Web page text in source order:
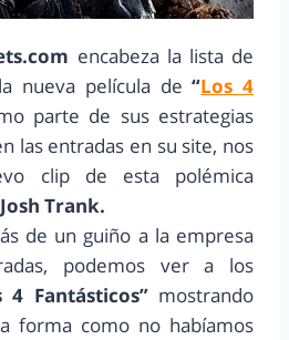
encabeza la lista de
nueva película de“Los 4
parte de sus estrategias
las entradas en su site, nos
clip de esta polémica
Josh Trank.
de un guiño a la empresa
podemos ver a los
4 Fantásticos”mostrando
forma como no habíamos